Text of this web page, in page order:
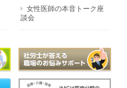
女性医師の本音トーク座
談会